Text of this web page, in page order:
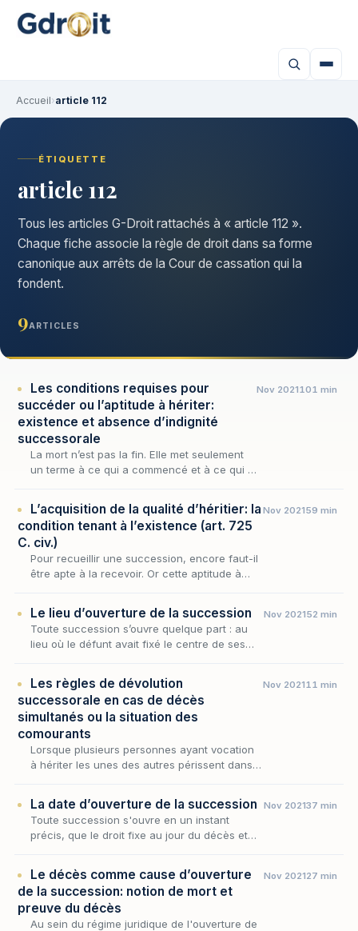
Accueil›article 112
ÉTIQUETTE
article 112
Tous les articles G-Droit rattachés à « article 112 ».
Chaque fiche associe la règle de droit dans sa forme
canonique aux arrêts de la Cour de cassation qui la
fondent.
9ARTICLES
Les conditions requises pour
succéder ou l’aptitude à hériter:
existence et absence d’indignité
successorale
La mort n’est pas la fin. Elle met seulement
un terme à ce qui a commencé et à ce qui a
Nov 2021101 min
L’acquisition de la qualité d’héritier: la
condition tenant à l’existence (art. 725
C. civ.)
Pour recueillir une succession, encore faut-il
être apte à la recevoir. Or cette aptitude à
Nov 202159 min
Le lieu d’ouverture de la succession
Toute succession s’ouvre quelque part : au
lieu où le défunt avait fixé le centre de ses
Nov 202152 min
Les règles de dévolution
successorale en cas de décès
simultanés ou la situation des
comourants
Lorsque plusieurs personnes ayant vocation
à hériter les unes des autres périssent dans
mort e…
Nov 202111 min
La date d’ouverture de la succession
Toute succession s'ouvre en un instant
précis, que le droit fixe au jour du décès et
gou…
Nov 202137 min
Le décès comme cause d’ouverture
de la succession: notion de mort et
preuve du décès
Au sein du régime juridique de l'ouverture de
Nov 202127 min